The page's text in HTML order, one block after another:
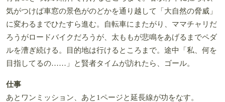
気がつけば車窓の景色がのどかを通り越して「大自然の脅威」
に変わるまでひたすら進む。自転車にまたがり、ママチャリだ
ろうがロードバイクだろうが、太ももが悲鳴をあげるまでペダ
ルを漕ぎ続ける。目的地は行けるところまで。途中「私、何を
目指してるの……」と賢者タイムが訪れたら、ゴール。
仕事
あとワンミッション、あと1ページと延長線が功をなす。